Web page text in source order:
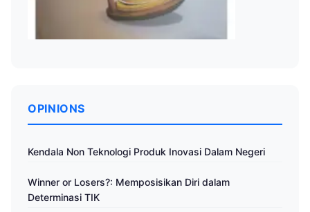
OPINIONS
Kendala Non Teknologi Produk Inovasi Dalam Negeri
Winner or Losers?: Memposisikan Diri dalam
Determinasi TIK